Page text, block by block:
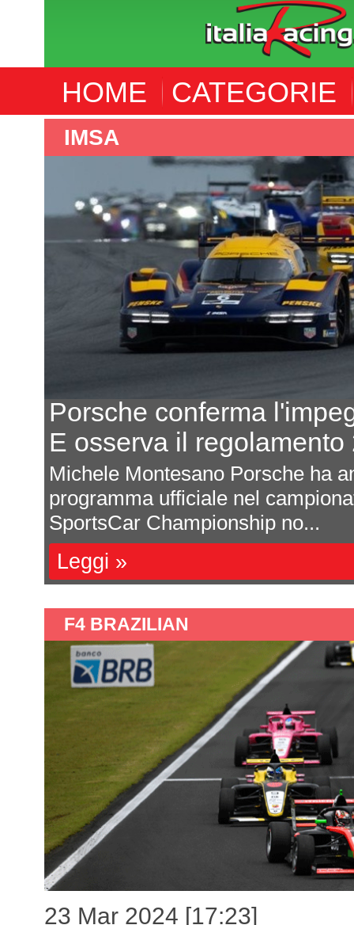
HOME CATEGORIE
IMSA
Porsche conferma
E osserva il
Michele Montesano Porsche ha
programma ufficiale nel
SportsCar Championship no...
Leggi »
F4 BRAZILIAN
23 Mar 2024 [17:23]